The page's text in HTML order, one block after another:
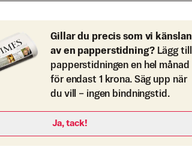
Gillar du precis som vi känslan
av en papperstidning? Lägg till
papperstidningen en hel månad
för endast 1 krona. Säg upp när
du vill – ingen bindningstid.
Ja, tack!